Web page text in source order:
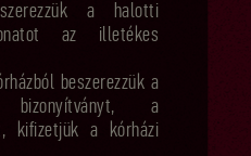
a halotti
az illetékes
beszerezzük a
bizonyítványt, a
kifizetjük a kórházi